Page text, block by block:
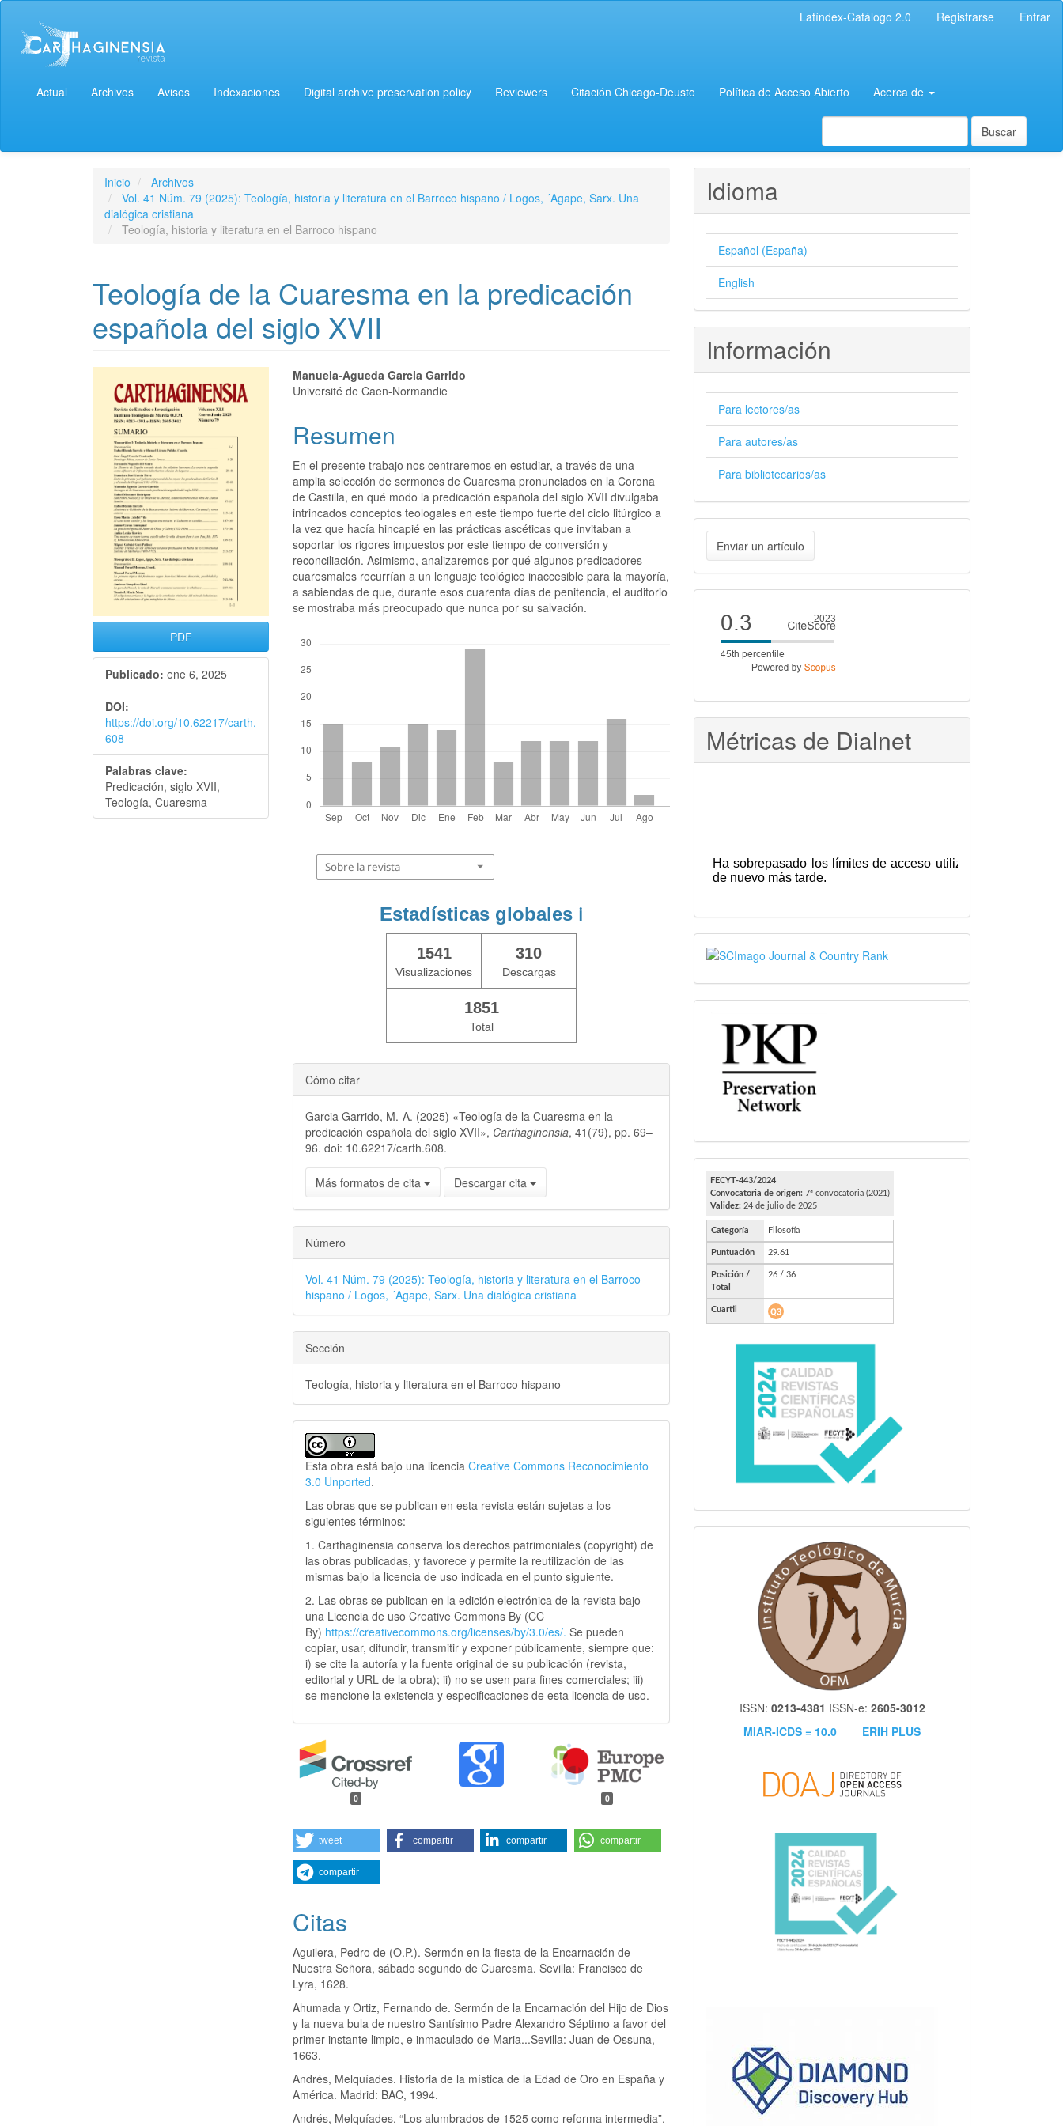
Latíndex-Catálogo 2.0 Registrarse Entrar
Actual Archivos Avisos Indexaciones Digital archive preservation policy Reviewers Citación Chicago-Deusto Política de Acceso Abierto Acerca de
Buscar
Inicio
Archivos
Vol. 41 Núm. 79 (2025): Teología, historia y literatura en el Barroco hispano / Logos, ´Agape, Sarx. Una
dialógica cristiana
Teología, historia y literatura en el Barroco hispano
Teología de la Cuaresma en la predicación
española del siglo XVII
PDF
Publicado: ene 6, 2025
DOI:
https://doi.org/10.62217/carth.
608
Palabras clave:
Predicación, siglo XVII,
Teología, Cuaresma
Manuela-Agueda Garcia Garrido
Université de Caen-Normandie
Resumen
En el presente trabajo nos centraremos en estudiar, a través de una
amplia selección de sermones de Cuaresma pronunciados en la Corona
de Castilla, en qué modo la predicación española del siglo XVII divulgaba
intrincados conceptos teologales en este tiempo fuerte del ciclo litúrgico a
la vez que hacía hincapié en las prácticas ascéticas que invitaban a
soportar los rigores impuestos por este tiempo de conversión y
reconciliación. Asimismo, analizaremos por qué algunos predicadores
cuaresmales recurrían a un lenguaje teológico inaccesible para la mayoría,
a sabiendas de que, durante esos cuarenta días de penitencia, el auditorio
se mostraba más preocupado que nunca por su salvación.
Sobre la revista
Estadísticas globales ℹ️
1541
Visualizaciones
310
Descargas
1851
Total
Cómo citar
Garcia Garrido, M.-A. (2025) «Teología de la Cuaresma en la
predicación española del siglo XVII», Carthaginensia, 41(79), pp. 69–
96. doi: 10.62217/carth.608.
Más formatos de cita Descargar cita
Número
Vol. 41 Núm. 79 (2025): Teología, historia y literatura en el Barroco
hispano / Logos, ´Agape, Sarx. Una dialógica cristiana
Sección
Teología, historia y literatura en el Barroco hispano
Esta obra está bajo una licenciaCreative Commons Reconocimiento
3.0 Unported.
Las obras que se publican en esta revista están sujetas a los
siguientes términos:
1. Carthaginensia conserva los derechos patrimoniales (copyright) de
las obras publicadas, y favorece y permite la reutilización de las
mismas bajo la licencia de uso indicada en el punto siguiente.
2. Las obras se publican en la edición electrónica de la revista bajo
una Licencia de uso Creative Commons By (CC
By) https://creativecommons.org/licenses/by/3.0/es/.Se pueden
copiar, usar, difundir, transmitir y exponer públicamente, siempre que:
i) se cite la autoría y la fuente original de su publicación (revista,
editorial y URL de la obra); ii) no se usen para fines comerciales; iii)
se mencione la existencia y especificaciones de esta licencia de uso.
0 0
tweet compartir compartir compartir
compartir
Citas
Aguilera, Pedro de (O.P.). Sermón en la fiesta de la Encarnación de
Nuestra Señora, sábado segundo de Cuaresma. Sevilla: Francisco de
Lyra, 1628.
Ahumada y Ortiz, Fernando de. Sermón de la Encarnación del Hijo de Dios
y la nueva bula de nuestro Santísimo Padre Alexandro Séptimo a favor del
primer instante limpio, e inmaculado de Maria...Sevilla: Juan de Ossuna,
1663.
Andrés, Melquíades. Historia de la mística de la Edad de Oro en España y
América. Madrid: BAC, 1994.
Andrés, Melquíades. “Los alumbrados de 1525 como reforma intermedia”.
Idioma
Español (España)
English
Información
Para lectores/as
Para autores/as
Para bibliotecarios/as
Enviar
un
artículo
Enviar un artículo
Cite
score
Métricas de Dialnet
SJR
PKP
FECYT
ISSN: 0213-4381 ISSN-e: 2605-3012
MIAR-ICDS = 10.0
ERIH PLUS